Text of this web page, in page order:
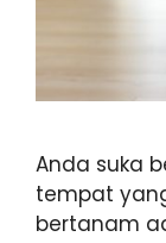
Anda suka
tempat
bertanam